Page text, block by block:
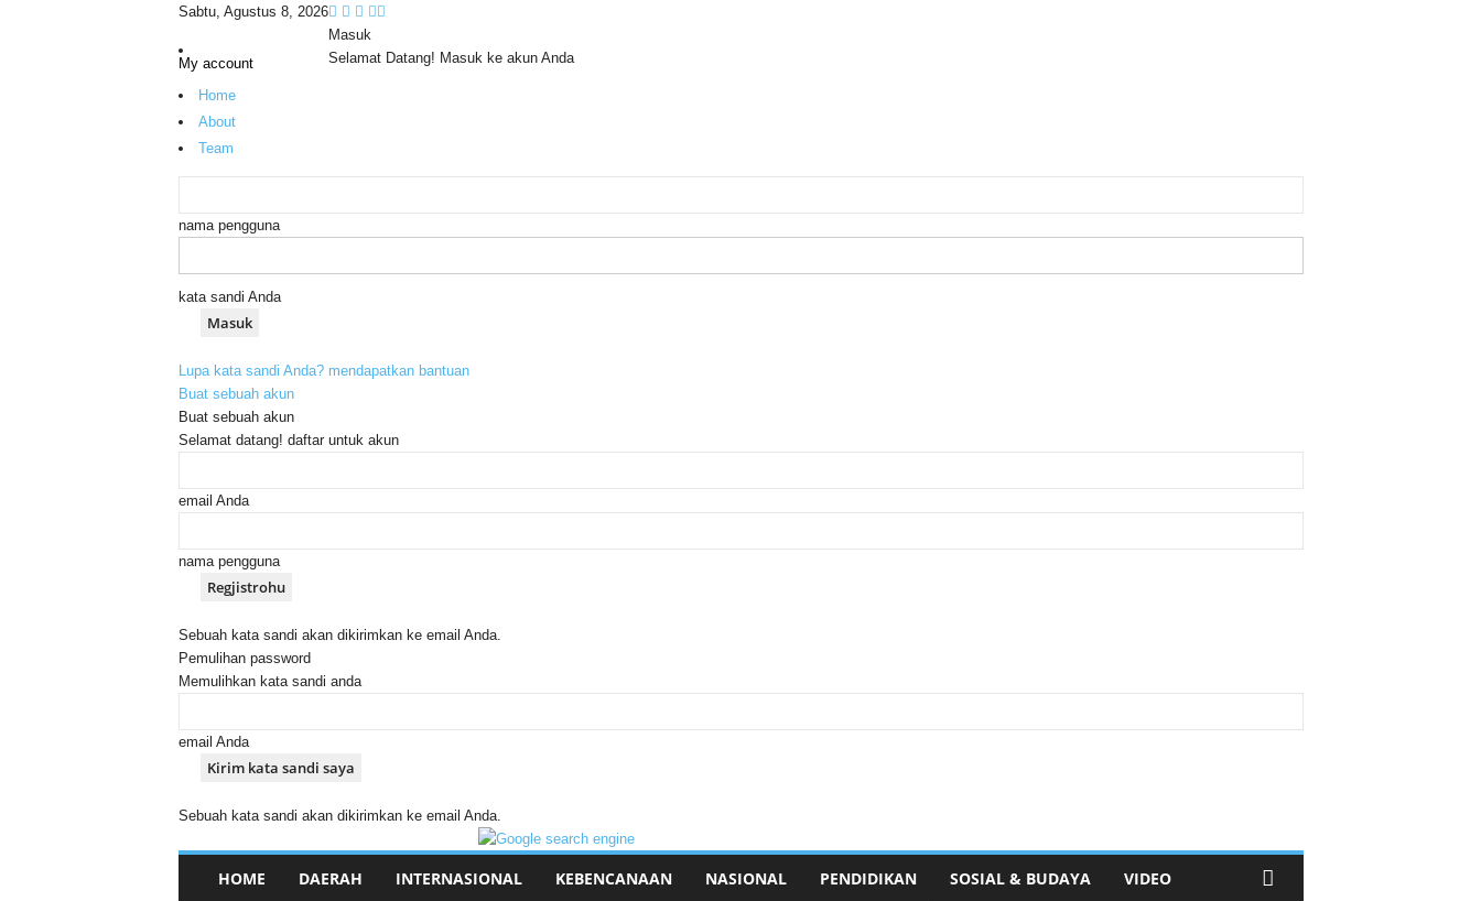
Sabtu, Agustus 8, 2026
My account
Home
About
Team
Masuk
Selamat Datang! Masuk ke akun Anda
nama pengguna
kata sandi Anda
Lupa kata sandi Anda? mendapatkan bantuan
Buat sebuah akun
Buat sebuah akun
Selamat datang! daftar untuk akun
email Anda
nama pengguna
Sebuah kata sandi akan dikirimkan ke email Anda.
Pemulihan password
Memulihkan kata sandi anda
email Anda
Sebuah kata sandi akan dikirimkan ke email Anda.
HOME DAERAH INTERNASIONAL KEBENCANAAN NASIONAL PENDIDIKAN SOSIAL & BUDAYA VIDEO